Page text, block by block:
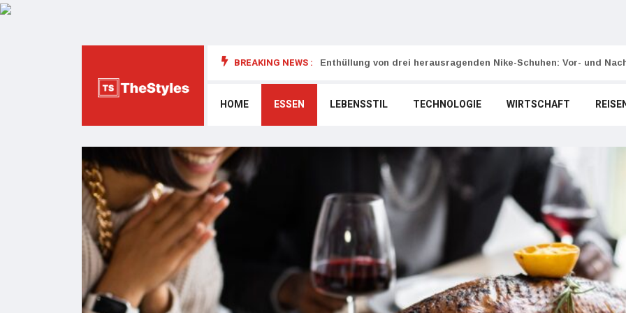
BREAKING NEWS : Enthüllung von drei herausragenden Nike-Schuhen: Vor- und
HOME ESSEN LEBENSSTIL TECHNOLOGIE WIRTSCHAFT